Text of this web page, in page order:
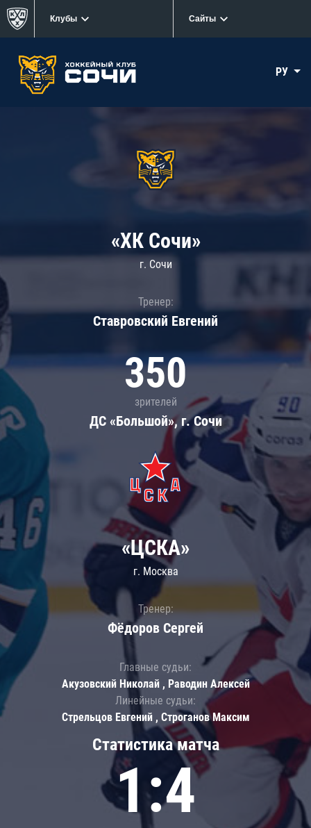
Клубы Сайты
РУ
«ХК Сочи»
г. Сочи
Тренер:
Ставровский Евгений
350
зрителей
ДС «Большой», г. Сочи
Статистика матча
1:4
«ЦСКА»
г. Москва
Тренер:
Фёдоров Сергей
Главные судьи:
Акузовский Николай , Раводин Алексей
Линейные судьи:
Стрельцов Евгений , Строганов Максим